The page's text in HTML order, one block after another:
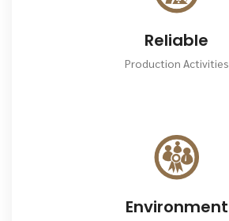
Reliable
Production Activities
Environment